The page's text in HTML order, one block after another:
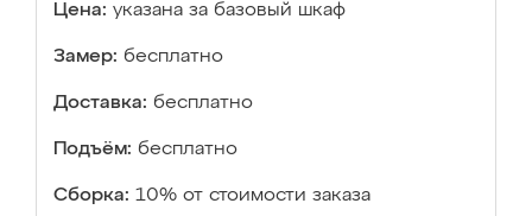
Цена: указана за базовый шкаф
Замер: бесплатно
Доставка: бесплатно
Подъём: бесплатно
Сборка: 10% от стоимости заказа